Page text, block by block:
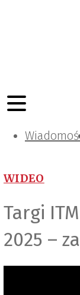
Tematy
WIDEO
Targi
2025 –